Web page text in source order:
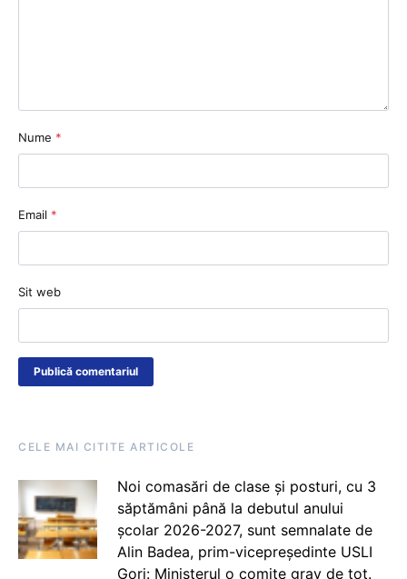
Nume *
Email *
Sit web
CELE MAI CITITE ARTICOLE
Noi comasări de clase și posturi, cu 3
săptămâni până la debutul anului
școlar 2026-2027, sunt semnalate de
Alin Badea, prim-vicepreședinte USLI
Gorj: Ministerul o comite grav de tot.